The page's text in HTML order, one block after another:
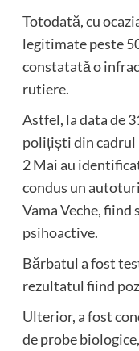
Totodată, cu
legitimate peste
constatată o
rutiere.
Astfel, la data de
polițiști din cadrul
2 Mai au
condus un
Vama Veche,
psihoactive.
Bărbatul a fost
rezultatul fiind
Ulterior, a fost
de probe